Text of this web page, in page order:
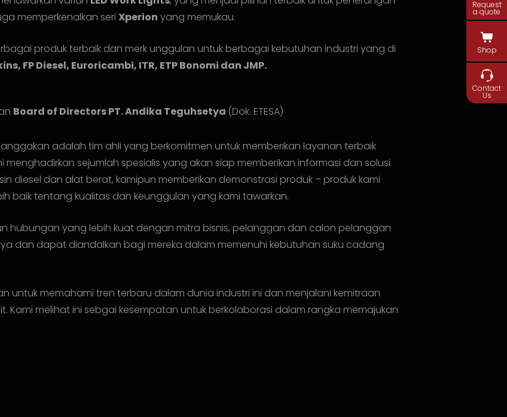
Request
a quote
Shop
Contact
Us
memperkenalkan seri Xperion yang memukau.
produk terbaik dan merk unggulan untuk berbagai kebutuhan industri yang di
FP Diesel, Euroricambi, ITR, ETP Bonomi dan JMP.
Board of Directors PT. Andika Teguhsetya (Dok. ETESA)
adalah tim ahli yang berkomitmen untuk memberikan layanan terbaik
menghadirkan sejumlah spesialis yang akan siap memberikan informasi dan solusi
diesel dan alat berat, kamipun memberikan demonstrasi produk – produk kami
baik tentang kualitas dan keunggulan yang kami tawarkan.
hubungan yang lebih kuat dengan mitra bisnis, pelanggan dan calon pelanggan
dan dapat diandalkan bagi mereka dalam memenuhi kebutuhan suku cadang
untuk memahami tren terbaru dalam dunia industri ini dan menjalani kemitraan
Kami melihat ini sebgai kesempatan untuk berkolaborasi dalam rangka memajukan